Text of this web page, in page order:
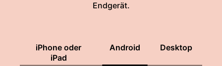
Endgerät.
iPhone oder
iPad
Android Desktop